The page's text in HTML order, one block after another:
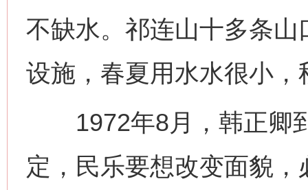
不缺水。祁连山十多条
设施，春夏用水水很小
1972年8月，韩正卿
定，民乐要想改变面貌